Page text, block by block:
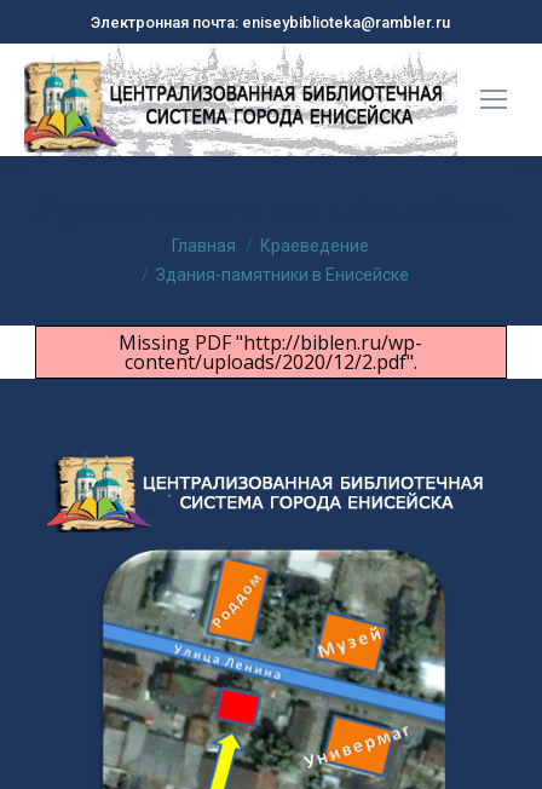
Электронная почта: eniseybiblioteka@rambler.ru
Главная
Краеведение
Здания-памятники в Енисейске
Missing PDF "http://biblen.ru/wp-
content/uploads/2020/12/2.pdf".